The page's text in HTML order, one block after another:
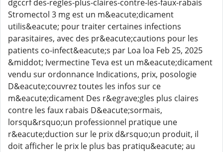
dgccrf des-regles-plus-claires-contre-les-faux-rabais
Stromectol 3 mg est un m&eacute;dicament
utilis&eacute; pour traiter certaines infections
parasitaires, avec des pr&eacute;cautions pour les
patients co-infect&eacute;s par Loa loa Feb 25, 2025
&middot; Ivermectine Teva est un m&eacute;dicament
vendu sur ordonnance Indications, prix, posologie
D&eacute;couvrez toutes les infos sur ce
m&eacute;dicament Des r&egrave;gles plus claires
contre les faux rabais D&eacute;sormais,
lorsqu&rsquo;un professionnel pratique une
r&eacute;duction sur le prix d&rsquo;un produit, il
doit afficher le prix le plus bas pratiqu&eacute; au